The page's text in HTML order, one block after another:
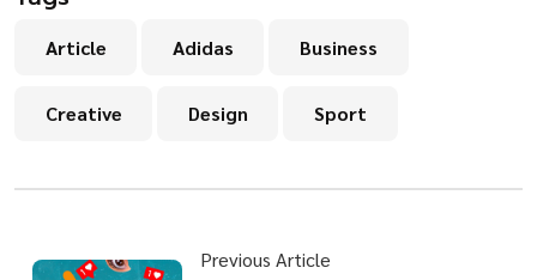
Article Adidas Business
Creative Design Sport
Previous Article